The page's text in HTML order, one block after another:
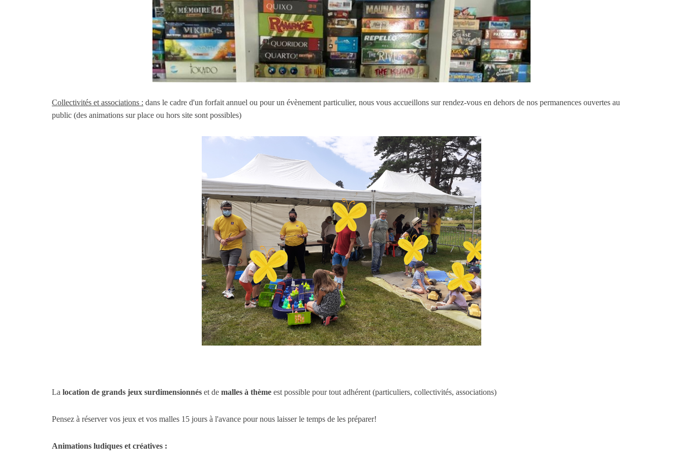
Collectivités et associations : dans le cadre d'un forfait annuel ou pour un évènement particulier, nous vous accueillons sur rendez-vous en dehors de nos permanences ouvertes au
public (des animations sur place ou hors site sont possibles)
La location de grands jeux surdimensionnés et de malles à thème est possible pour tout adhérent (particuliers, collectivités, associations)
Pensez à réserver vos jeux et vos malles 15 jours à l'avance pour nous laisser le temps de les préparer!
Animations ludiques et créatives :